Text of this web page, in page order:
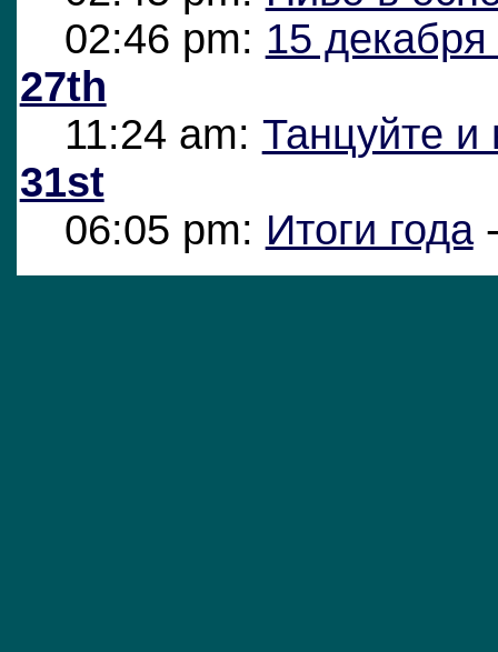
02:46 pm: 15
27th
11:24 am: Танцуйте и
31st
06:05 pm: Итоги года-